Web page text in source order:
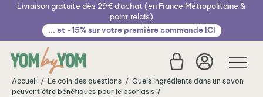
Livraison gratuite dès 29€ d'achat (en France Métropolitaine &
point relais)
... et -15% sur votre première commande ICI
Accueil / Le coin des questions / Quels ingrédients dans un savon
peuvent être bénéfiques pour le psoriasis ?
Cookies management panel